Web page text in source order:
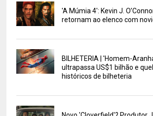
'A Múmia 4': Kevin J.
retornam ao elenco com
BILHETERIA | 'Homem-
ultrapassa US$1 bilhão e
históricos de bilheteria